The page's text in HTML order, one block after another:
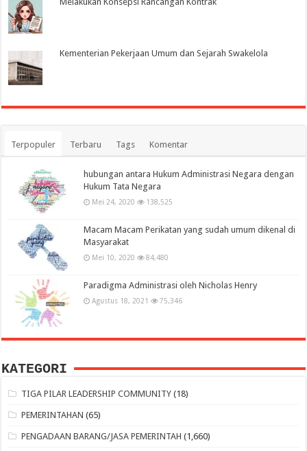
Kementerian Pekerjaan Umum dan Sejarah Swakelola
Terpopuler Terbaru Tags Komentar
hubungan antara Hukum Administrasi Negara dengan
Hukum Tata Negara
Mei 24, 2020 138,525
Macam Macam Perikatan yang sudah umum dikenal di
Masyarakat
Mei 10, 2020 84,480
Paradigma Administrasi oleh Nicholas Henry
Agustus 18, 2021 75,346
KATEGORI
TIGA PILAR LEADERSHIP COMMUNITY (18)
PEMERINTAHAN (65)
PENGADAAN BARANG/JASA PEMERINTAH (1,660)